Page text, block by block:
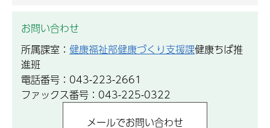
お問い合わせ
所属課室： 健康福祉部健康づくり支援課健康ちば推
進班
電話番号：043-223-2661
ファックス番号：043-225-0322